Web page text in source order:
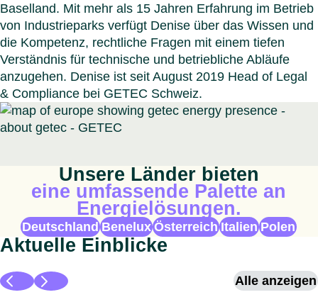
Baselland. Mit mehr als 15 Jahren Erfahrung im Betrieb
von Industrieparks verfügt Denise über das Wissen und
die Kompetenz, rechtliche Fragen mit einem tiefen
Verständnis für technische und betriebliche Abläufe
anzugehen. Denise ist seit August 2019 Head of Legal
& Compliance bei GETEC Schweiz.
Unsere Länder bieten
eine umfassende Palette an
Energielösungen.
Deutschland Benelux Österreich Italien Polen
Aktuelle Einblicke
Alle anzeigen